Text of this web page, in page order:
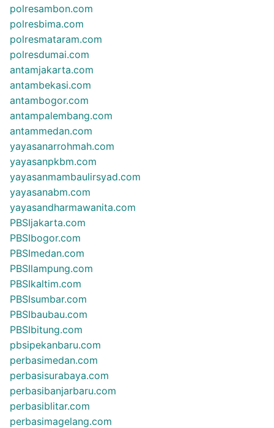
polresambon.com
polresbima.com
polresmataram.com
polresdumai.com
antamjakarta.com
antambekasi.com
antambogor.com
antampalembang.com
antammedan.com
yayasanarrohmah.com
yayasanpkbm.com
yayasanmambaulirsyad.com
yayasanabm.com
yayasandharmawanita.com
PBSIjakarta.com
PBSIbogor.com
PBSImedan.com
PBSIlampung.com
PBSIkaltim.com
PBSIsumbar.com
PBSIbaubau.com
PBSIbitung.com
pbsipekanbaru.com
perbasimedan.com
perbasisurabaya.com
perbasibanjarbaru.com
perbasiblitar.com
perbasimagelang.com